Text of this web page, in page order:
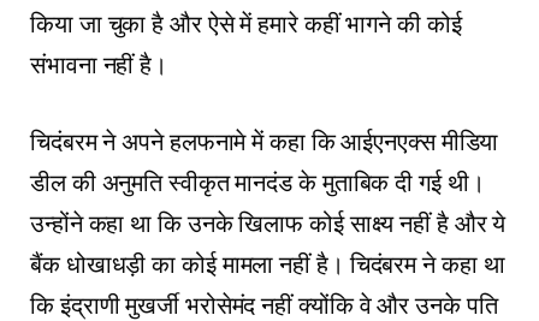
किया जा चुका है और ऐसे में हमारे कहीं भागने की कोई
संभावना नहीं है।
चिदंबरम ने अपने हलफनामे में कहा कि आईएनएक्स मीडिया
डील की अनुमति स्वीकृत मानदंड के मुताबिक दी गई थी।
उन्होंने कहा था कि उनके खिलाफ कोई साक्ष्य नहीं है और ये
बैंक धोखाधड़ी का कोई मामला नहीं है। चिदंबरम ने कहा था
कि इंद्राणी मुखर्जी भरोसेमंद नहीं क्योंकि वे और उनके पति